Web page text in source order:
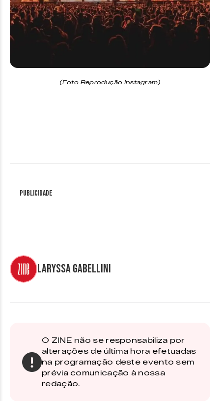
(Foto Reprodução Instagram)
Publicidade
Laryssa Gabellini
O ZINE não se responsabiliza por
alterações de última hora efetuadas
na programação deste evento sem
prévia comunicação à nossa
redação.